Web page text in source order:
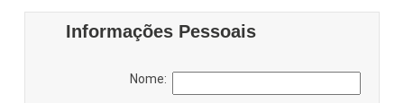
Informações Pessoais
Nome: